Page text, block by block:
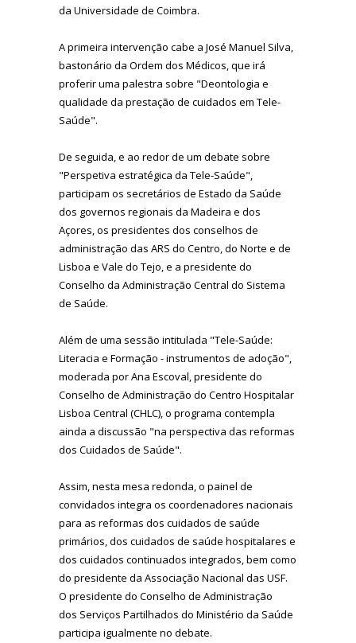
da Universidade de Coimbra.
A primeira intervenção cabe a José Manuel Silva,
bastonário da Ordem dos Médicos, que irá
proferir uma palestra sobre "Deontologia e
qualidade da prestação de cuidados em Tele-
Saúde".
De seguida, e ao redor de um debate sobre
"Perspetiva estratégica da Tele-Saúde",
participam os secretários de Estado da Saúde
dos governos regionais da Madeira e dos
Açores, os presidentes dos conselhos de
administração das ARS do Centro, do Norte e de
Lisboa e Vale do Tejo, e a presidente do
Conselho da Administração Central do Sistema
de Saúde.
Além de uma sessão intitulada "Tele-Saúde:
Literacia e Formação - instrumentos de adoção",
moderada por Ana Escoval, presidente do
Conselho de Administração do Centro Hospitalar
Lisboa Central (CHLC), o programa contempla
ainda a discussão "na perspectiva das reformas
dos Cuidados de Saúde".
Assim, nesta mesa redonda, o painel de
convidados integra os coordenadores nacionais
para as reformas dos cuidados de saúde
primários, dos cuidados de saúde hospitalares e
dos cuidados continuados integrados, bem como
do presidente da Associação Nacional das USF.
O presidente do Conselho de Administração
dos Serviços Partilhados do Ministério da Saúde
participa igualmente no debate.